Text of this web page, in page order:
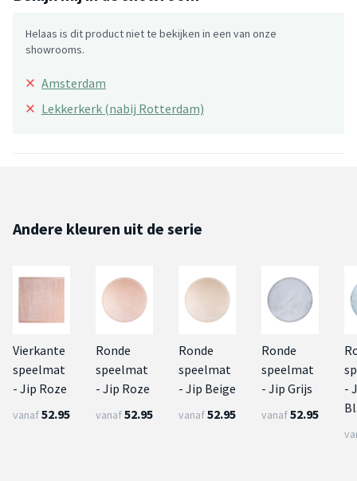
Helaas is dit product niet te bekijken in een van onze
showrooms.
× Amsterdam
× Lekkerkerk (nabij Rotterdam)
Andere kleuren uit de serie
Vierkante
speelmat
- Jip Roze
vanaf52.95
Ronde
speelmat
- Jip Roze
vanaf52.95
Ronde
speelmat
- Jip Beige
vanaf52.95
Ronde
speelmat
- Jip Grijs
vanaf52.95
-